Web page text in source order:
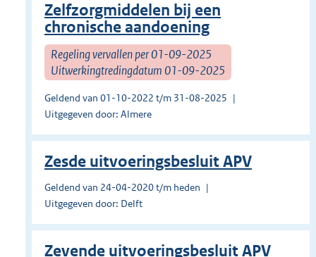
Zelfzorgmiddelen bij een
chronische aandoening
Regeling vervallen per 01-09-2025
Uitwerkingtredingdatum 01-09-2025
Geldend van 01-10-2022 t/m 31-08-2025
Uitgegeven door: Almere
Zesde uitvoeringsbesluit APV
Geldend van 24-04-2020 t/m heden
Uitgegeven door: Delft
Zevende uitvoeringsbesluit APV